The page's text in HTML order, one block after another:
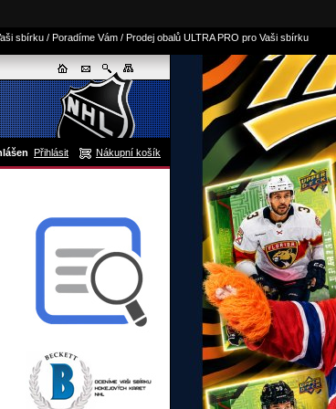
sbírku / Poradíme Vám / Prodej obalů ULTRA PRO pro Vaši sbírku
Přihlásit Nákupní košík